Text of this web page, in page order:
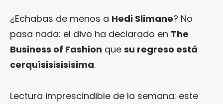
¿Echabas de menos a Hedi Slimane? No
pasa nada: el divo ha declarado en The
Business of Fashion que su regreso está
cerquísisisisisima.
Lectura imprescindible de la semana: este